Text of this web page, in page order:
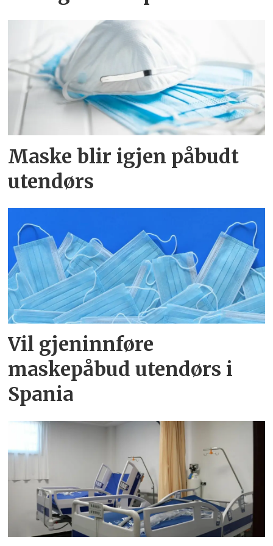
Maske blir igjen påbudt
utendørs
Vil gjeninnføre
maskepåbud utendørs i
Spania